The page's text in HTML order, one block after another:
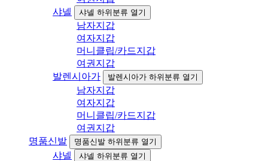
샤넬
샤넬 하위분류 열기
남자지갑
여자지갑
머니클립/카드지갑
여권지갑
발렌시아가
발렌시아가 하위분류 열기
남자지갑
여자지갑
머니클립/카드지갑
여권지갑
명품신발
명품신발 하위분류 열기
샤넬 샤넬 하위분류 열기